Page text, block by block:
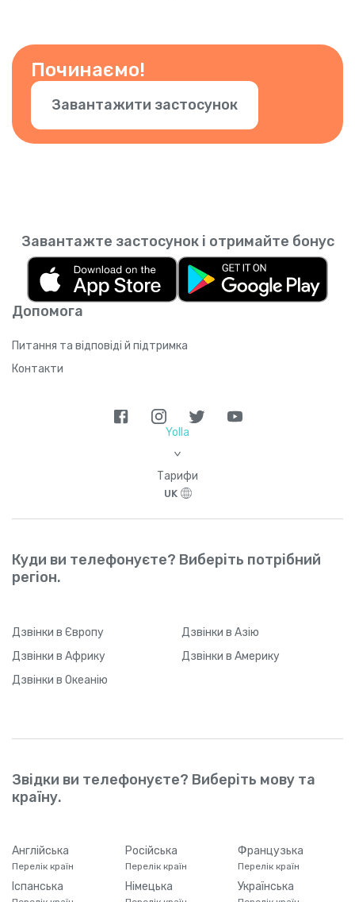
Починаємо!
Завантажити застосунок
Допомога
Питання та відповіді й підтримка
Контакти
Завантажте застосунок і отримайте бонус
Yolla
>
Тарифи
UK
Куди ви телефонуєте? Виберіть потрібний
регіон.
Дзвінки в Європу Дзвінки в Азію
Дзвінки в Африку Дзвінки в Америку
Дзвінки в Океанію
Звідки ви телефонуєте? Виберіть мову та
країну.
Англійська
Перелік країн
Російська
Перелік країн
Французька
Перелік країн
Іспанська Німецька Українська